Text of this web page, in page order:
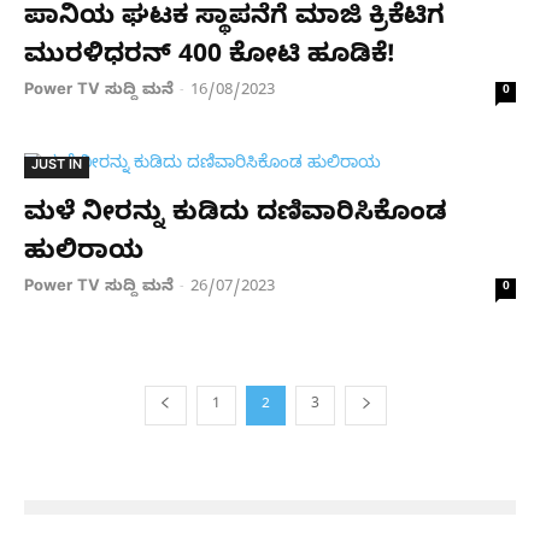
ಪಾನಿಯ ಘಟಕ ಸ್ಥಾಪನೆಗೆ ಮಾಜಿ ಕ್ರಿಕೆಟಿಗ
ಮುರಳಿಧರನ್​ 400 ಕೋಟಿ ಹೂಡಿಕೆ!
Power TV ಸುದ್ದಿ ಮನೆ - 16/08/2023 0
JUST IN
ಮಳೆ ನೀರನ್ನು ಕುಡಿದು ದಣಿವಾರಿಸಿಕೊಂಡ
ಹುಲಿರಾಯ
Power TV ಸುದ್ದಿ ಮನೆ - 26/07/2023 0
1 2 3